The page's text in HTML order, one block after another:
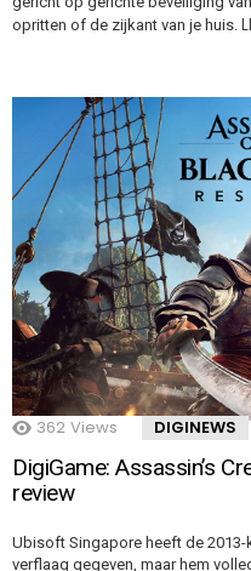
opritten of de zijkant van je huis.
362 Views DIGINEWS
DigiGame: Assassin’s
review
Ubisoft Singapore heeft de
verflaag gegeven, maar hem